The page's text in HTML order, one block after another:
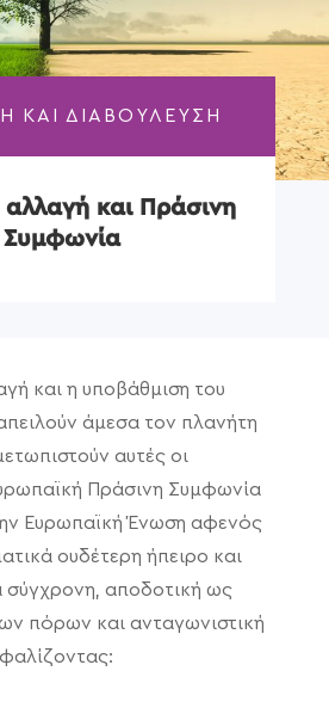
ΚΑΙ ΔΙΑΒΟΥΛΕΥΣΗ
αλλαγή και Πράσινη
Συμφωνία
και η υποβάθμιση του
άμεσα τον πλανήτη
αυτές οι
Πράσινη Συμφωνία
Ευρωπαϊκή Ένωση αφενός
ουδέτερη ήπειρο και
σύγχρονη, αποδοτική ως
πόρων και ανταγωνιστική